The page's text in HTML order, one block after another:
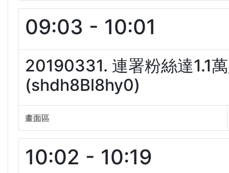
09:03 - 10:01
20190331. 連署粉絲達1.1
(shdh8Bl8hy0)
畫面區
10:02 - 10:19